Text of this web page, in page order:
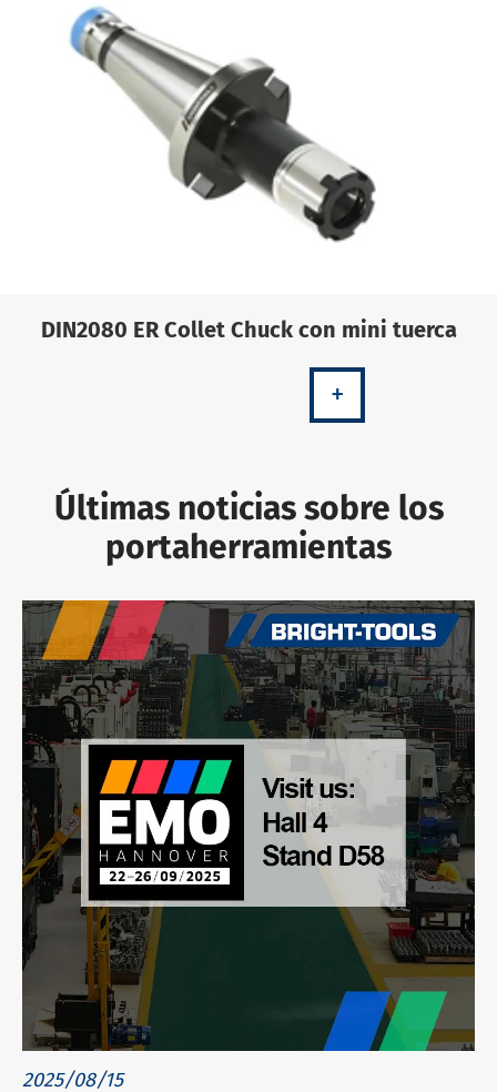
DIN2080 ER Collet Chuck con mini tuerca
+
Últimas noticias sobre los
portaherramientas
2025/08/15